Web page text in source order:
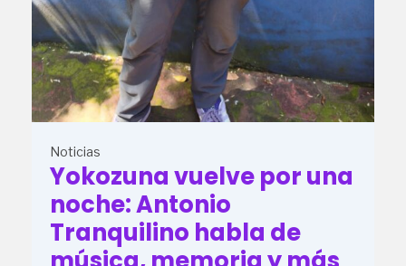
Noticias
Yokozuna vuelve por una
noche: Antonio
Tranquilino habla de